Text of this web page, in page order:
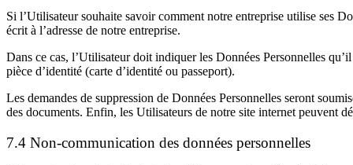
Si l’Utilisateur souhaite savoir comment notre entreprise utilise ses
écrit à l’adresse de notre entreprise.
Dans ce cas, l’Utilisateur doit indiquer les Données Personnelles
pièce d’identité (carte d’identité ou passeport).
Les demandes de suppression de Données Personnelles seront
des documents. Enfin, les Utilisateurs de notre site internet peuvent
7.4 Non-communication des données personnelles